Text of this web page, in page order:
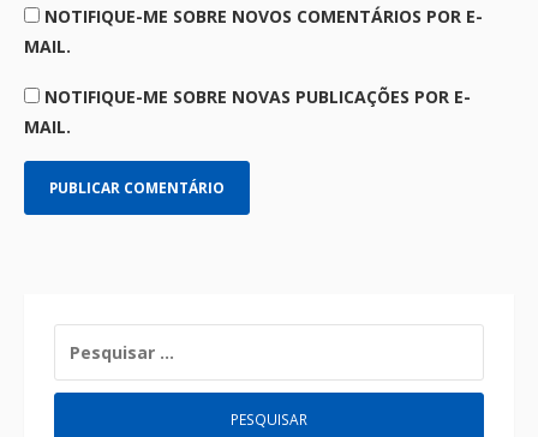
NOTIFIQUE-ME SOBRE NOVOS COMENTÁRIOS POR E-
MAIL.
NOTIFIQUE-ME SOBRE NOVAS PUBLICAÇÕES POR E-
MAIL.